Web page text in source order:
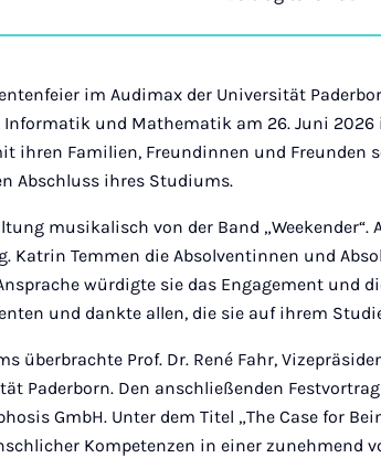
im Audimax der Universität
und Mathematik am 26. Juni 2026
ihren Familien, Freundinnen und Freunden
Abschluss ihres Studiums.
musikalisch von der Band „Weekender“.
Katrin Temmen die Absolventinnen und
würdigte sie das Engagement und
und dankte allen, die sie auf ihrem
überbrachte Prof. Dr. René Fahr,
Paderborn. Den anschließenden
GmbH. Unter dem Titel „The Case for
Kompetenzen in einer zunehmend